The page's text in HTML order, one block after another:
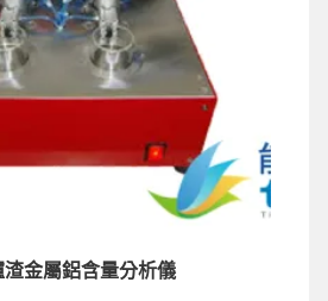
渣金屬鋁含量分析儀